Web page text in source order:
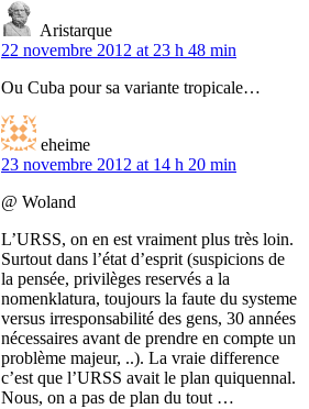
Aristarque
22 novembre 2012 at 23 h 48 min
Ou Cuba pour sa variante tropicale…
eheime
23 novembre 2012 at 14 h 20 min
@ Woland
L’URSS, on en est vraiment plus très loin.
Surtout dans l’état d’esprit (suspicions de
la pensée, privilèges reservés a la
nomenklatura, toujours la faute du systeme
versus irresponsabilité des gens, 30 années
nécessaires avant de prendre en compte un
problème majeur, ..). La vraie difference
c’est que l’URSS avait le plan quiquennal.
Nous, on a pas de plan du tout …